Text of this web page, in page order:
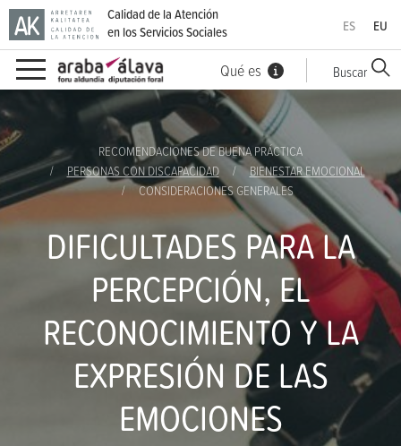
Ir directamente al contenido
Calidad de la Atención
en los Servicios Sociales
Qué es Buscar
ES EU
RECOMENDACIONES DE BUENA PRÁCTICA
PERSONAS CON DISCAPACIDAD
BIENESTAR EMOCIONAL
CONSIDERACIONES GENERALES
DIFICULTADES PARA LA
PERCEPCIÓN, EL
RECONOCIMIENTO Y LA
EXPRESIÓN DE LAS
EMOCIONES